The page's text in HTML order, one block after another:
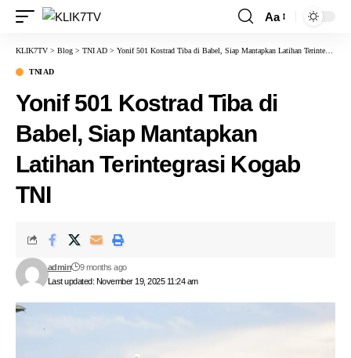
Aa
KLIK7TV > Blog > TNI AD > Yonif 501 Kostrad Tiba di Babel, Siap Mantapkan Latihan Terintegrasi Kogab TNI
TNI AD
Yonif 501 Kostrad Tiba di
Babel, Siap Mantapkan
Latihan Terintegrasi Kogab
TNI
Last updated: November 19, 2025 11:24 am
admin 9 months ago